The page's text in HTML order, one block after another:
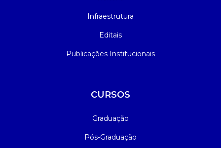
Infraestrutura
Editais
Publicações Institucionais
CURSOS
Graduação
Pós-Graduação